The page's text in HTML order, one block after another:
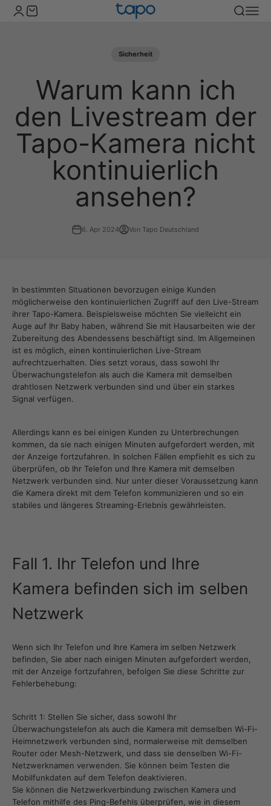
Zum Inhalt springen Suche
TP-Link Tapo Deutschland
Kundenkontoseite öffnen
Warenkorb öffnen
Sicherheit
Warum kann ich
den Livestream der
Tapo-Kamera nicht
kontinuierlich
ansehen?
6. Apr 2024 Von Tapo Deutschland
In bestimmten Situationen bevorzugen einige Kunden
möglicherweise den kontinuierlichen Zugriff auf den Live-Stream
ihrer Tapo-Kamera. Beispielsweise möchten Sie vielleicht ein
Auge auf Ihr Baby haben, während Sie mit Hausarbeiten wie der
Zubereitung des Abendessens beschäftigt sind. Im Allgemeinen
ist es möglich, einen kontinuierlichen Live-Stream
aufrechtzuerhalten. Dies setzt voraus, dass sowohl Ihr
Überwachungstelefon als auch die Kamera mit demselben
drahtlosen Netzwerk verbunden sind und über ein starkes
Signal verfügen.
Allerdings kann es bei einigen Kunden zu Unterbrechungen
kommen, da sie nach einigen Minuten aufgefordert werden, mit
der Anzeige fortzufahren. In solchen Fällen empfiehlt es sich zu
überprüfen, ob Ihr Telefon und Ihre Kamera mit demselben
Netzwerk verbunden sind. Nur unter dieser Voraussetzung kann
die Kamera direkt mit dem Telefon kommunizieren und so ein
stabiles und längeres Streaming-Erlebnis gewährleisten.
Fall 1. Ihr Telefon und Ihre
Kamera befinden sich im selben
Netzwerk
Wenn sich Ihr Telefon und Ihre Kamera im selben Netzwerk
befinden, Sie aber nach einigen Minuten aufgefordert werden,
mit der Anzeige fortzufahren, befolgen Sie diese Schritte zur
Fehlerbehebung:
Schritt 1: Stellen Sie sicher, dass sowohl Ihr
Überwachungstelefon als auch die Kamera mit demselben Wi-Fi-
Heimnetzwerk verbunden sind, normalerweise mit demselben
Router oder Mesh-Netzwerk, und dass sie denselben Wi-Fi-
Netzwerknamen verwenden. Sie können beim Testen die
Mobilfunkdaten auf dem Telefon deaktivieren.
Sie können die Netzwerkverbindung zwischen Kamera und
Telefon mithilfe des Ping-Befehls überprüfen, wie in diesem